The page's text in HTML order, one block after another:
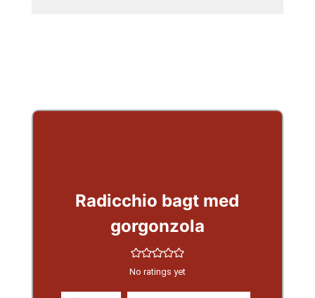
Radicchio bagt med
gorgonzola
No ratings yet